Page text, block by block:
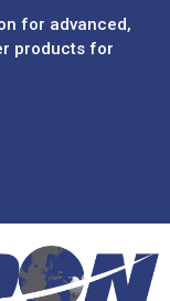
for advanced,
products for